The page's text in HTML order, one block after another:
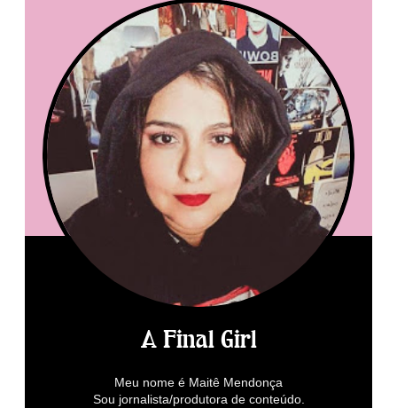
A Final Girl
Meu nome é Maitê Mendonça
Sou jornalista/produtora de conteúdo.